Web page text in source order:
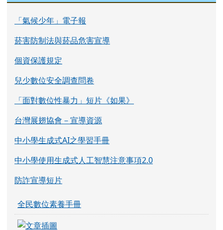
「氣候少年」電子報
菸害防制法與菸品危害宣導
個資保護規定
兒少數位安全調查問卷
「面對數位性暴力」短片《如果》
台灣展翅協會－宣導資源
中小學生成式AI之學習手冊
中小學使用生成式人工智慧注意事項2.0
防詐宣導短片
全民數位素養手冊